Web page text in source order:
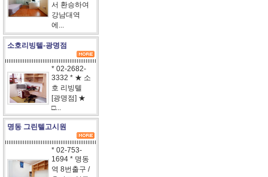
서 환승하여
강남대역
에...
소호리빙텔-광명점
* 02-2682-
3332 * ★ 소
호 리빙텔
[광명점] ★
□...
명동 그린텔고시원
* 02-753-
1694 * 명동
역 8번출구 /